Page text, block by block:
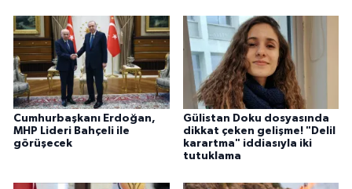
Cumhurbaşkanı Erdoğan,
MHP Lideri Bahçeli ile
görüşecek
Gülistan Doku dosyasında
dikkat çeken gelişme! "Delil
karartma" iddiasıyla iki
tutuklama